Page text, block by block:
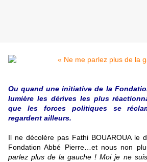
Ou quand une initiative de la
lumière les dérives les plus
que les forces politiques se
regardent ailleurs.
Il ne décolère pas Fathi BOUAROUA le
Fondation Abbé Pierre…et nous non
parlez plus de la gauche ! Moi je ne